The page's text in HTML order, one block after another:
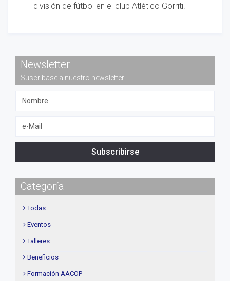
división de fútbol en el club Atlético Gorriti.
Newsletter
Suscribase a nuestro newsletter
Subscribirse
Categoría
Todas
Eventos
Talleres
Beneficios
Formación AACOP